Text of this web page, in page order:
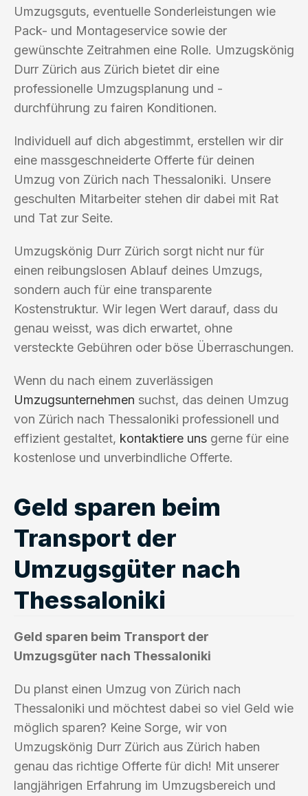
Umzugsguts, eventuelle Sonderleistungen wie
Pack- und Montageservice sowie der
gewünschte Zeitrahmen eine Rolle. Umzugskönig
Durr Zürich aus Zürich bietet dir eine
professionelle Umzugsplanung und -
durchführung zu fairen Konditionen.
Individuell auf dich abgestimmt, erstellen wir dir
eine massgeschneiderte Offerte für deinen
Umzug von Zürich nach Thessaloniki. Unsere
geschulten Mitarbeiter stehen dir dabei mit Rat
und Tat zur Seite.
Umzugskönig Durr Zürich sorgt nicht nur für
einen reibungslosen Ablauf deines Umzugs,
sondern auch für eine transparente
Kostenstruktur. Wir legen Wert darauf, dass du
genau weisst, was dich erwartet, ohne
versteckte Gebühren oder böse Überraschungen.
Wenn du nach einem zuverlässigen
Umzugsunternehmen suchst, das deinen Umzug
von Zürich nach Thessaloniki professionell und
effizient gestaltet, kontaktiere uns gerne für eine
kostenlose und unverbindliche Offerte.
Geld sparen beim
Transport der
Umzugsgüter nach
Thessaloniki
Geld sparen beim Transport der
Umzugsgüter nach Thessaloniki
Du planst einen Umzug von Zürich nach
Thessaloniki und möchtest dabei so viel Geld wie
möglich sparen? Keine Sorge, wir von
Umzugskönig Durr Zürich aus Zürich haben
genau das richtige Offerte für dich! Mit unserer
langjährigen Erfahrung im Umzugsbereich und